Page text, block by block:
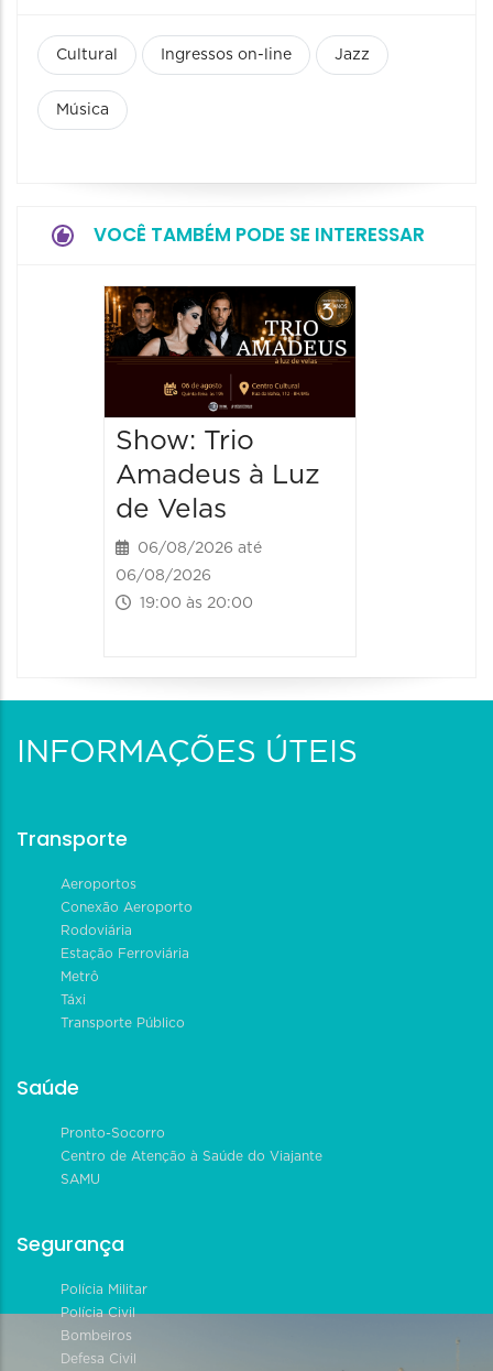
Cultural Ingressos on-line Jazz
Música
VOCÊ TAMBÉM PODE SE INTERESSAR
Show: Trio
Amadeus à Luz
de Velas
06/08/2026 até
06/08/2026
19:00 às 20:00
INFORMAÇÕES ÚTEIS
Transporte
Aeroportos
Conexão Aeroporto
Rodoviária
Estação Ferroviária
Metrô
Táxi
Transporte Público
Saúde
Pronto-Socorro
Centro de Atenção à Saúde do Viajante
SAMU
Segurança
Polícia Militar
Polícia Civil
Bombeiros
Defesa Civil